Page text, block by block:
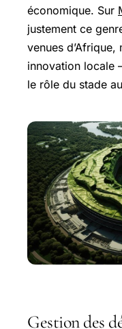
économique. Sur
justement ce
venues
innovation locale
le rôle du stade
Gestion des